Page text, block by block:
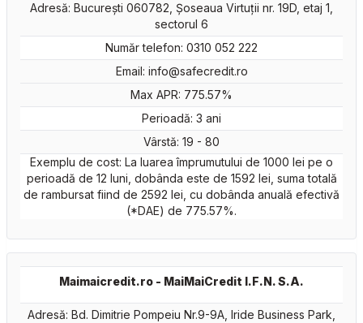
Adresă: București 060782, Şoseaua Virtuții nr. 19D, etaj 1,
sectorul 6
Număr telefon: 0310 052 222
Email: info@safecredit.ro
Max APR: 775.57%
Perioadă: 3 ani
Vârstă: 19 - 80
Exemplu de cost: La luarea împrumutului de 1000 lei pe o
perioadă de 12 luni, dobânda este de 1592 lei, suma totală
de rambursat fiind de 2592 lei, cu dobânda anuală efectivă
(*DAE) de 775.57%.
Maimaicredit.ro - MaiMaiCredit I.F.N. S.A.
Adresă: Bd. Dimitrie Pompeiu Nr.9-9A, Iride Business Park,